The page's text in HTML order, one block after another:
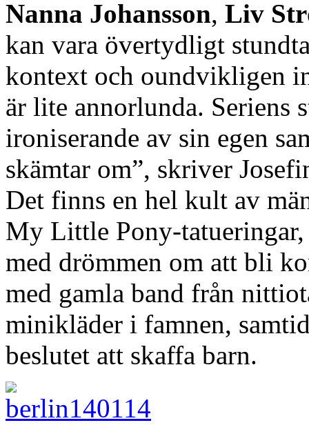
Nanna Johansson, Liv
kan vara övertydligt
kontext och oundvikligen
är lite annorlunda. Seriens
ironiserande av sin egen
skämtar om”, skriver
Det finns en hel kult av
My Little Pony-
med drömmen om att bli
med gamla band från
minikläder i famnen,
beslutet att skaffa barn.